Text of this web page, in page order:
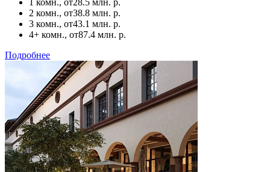
2 комн., от38.8 млн. р.
3 комн., от43.1 млн. р.
4+ комн., от87.4 млн. р.
Подробнее